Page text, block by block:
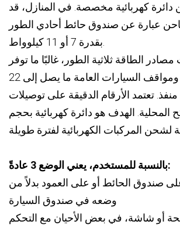
كهربائية مخصصة. في المنازل، قد
عبارة عن صندوق حائط أحادي الطور
بقدرة 7 أو 11 كيلوواط.
الطاقة ثلاثية الطور، غالبًا ما توفر
أماكن العمل ومواقف السيارات العامة ما يصل إلى 22
تعتمد الأرقام الدقيقة على توصيلات
المحلية. الهدف هو دائرة كهربائية بحجم
بالنسبة للمستخدم، يعني الوضع 3 عادةً:
صندوق الحائط أو على العمود بدلاً من
وضعه في صندوق السيارة
أو شاشة، في بعض الأحيان مع التحكم